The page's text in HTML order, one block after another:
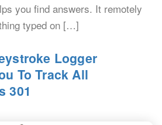
you find answers. It remotely
typed on […]
Logger
To Track All
301